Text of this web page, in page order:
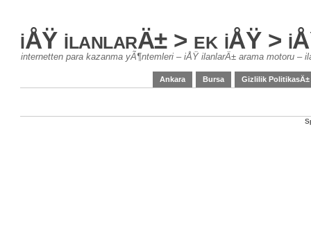
iÅŸ ilanlarÄ± > ek iÅŸ >
internetten para kazanma yÃ¶ntemleri – iÅŸ ilanlarÄ± arama motoru –
Ankara Bursa Gizlilik PolitikasÄ±